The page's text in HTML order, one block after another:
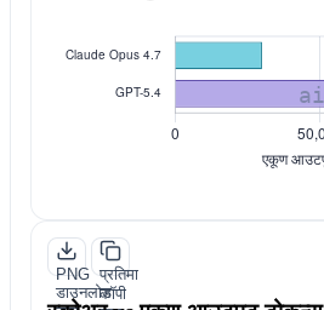
PNG
डाउनलोड
प्रतिमा
कॉपी